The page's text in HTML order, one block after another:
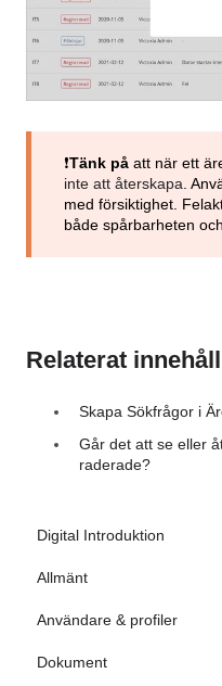
❗Tänk på att när ett
inte att återskapa .
med försiktighet.
både spårbarheten
Relaterat
Skapa Sökfrågor i
Går det att se eller
raderade?
Digital Introduktion
1. Inledning
2. Skapa grunden
3. Dokument
Allmänt
FAQ
Användare & profiler
Administrera användare
Dokument